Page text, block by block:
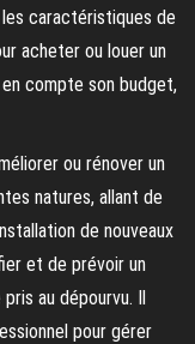
caractéristiques de
acheter ou louer un
compte son budget,
ou rénover un
natures, allant de
de nouveaux
et de prévoir un
au dépourvu. Il
pour gérer